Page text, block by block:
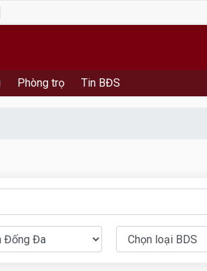
Phòng trọ Tin BĐS